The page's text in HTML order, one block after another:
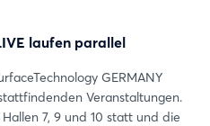
laufen parallel
GERMANY
Veranstaltungen.
7, 9 und 10 statt und die